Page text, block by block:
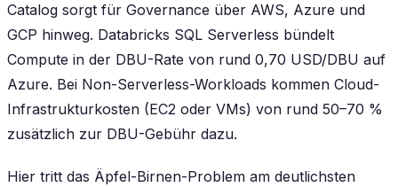
Catalog sorgt für Governance über AWS, Azure und
GCP hinweg. Databricks SQL Serverless bündelt
Compute in der DBU-Rate von rund 0,70 USD/DBU auf
Azure. Bei Non-Serverless-Workloads kommen Cloud-
Infrastrukturkosten (EC2 oder VMs) von rund 50–70 %
zusätzlich zur DBU-Gebühr dazu.
Hier tritt das Äpfel-Birnen-Problem am deutlichsten